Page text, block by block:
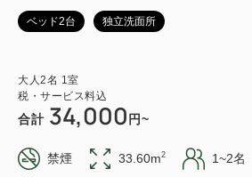
ベッド2台 独立洗面所
大人 2名 1 室
税・サービス料込
合計 34,000 円~
禁煙 33.60m2 1~2名